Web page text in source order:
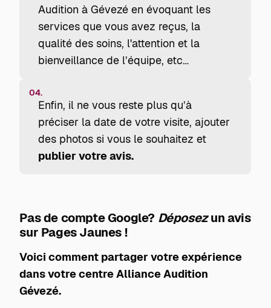
Audition à Gévezé en évoquant les
services que vous avez reçus, la
qualité des soins, l'attention et la
bienveillance de l’équipe, etc…
04.
Enfin, il ne vous reste plus qu’à
préciser la date de votre visite, ajouter
des photos si vous le souhaitez et
publier votre avis.
Pas de compte Google? Déposezun avis
sur Pages Jaunes !
Voici comment partager votre expérience
dans votre centre Alliance Audition
Gévezé.